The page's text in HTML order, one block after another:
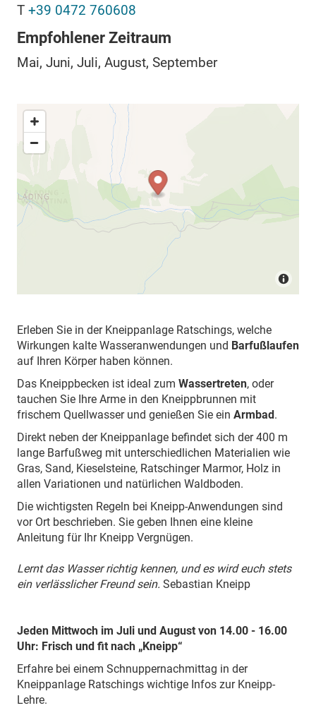
T +39 0472 760608
Empfohlener Zeitraum
Mai, Juni, Juli, August, September
Erleben Sie in der Kneippanlage Ratschings, welche
Wirkungen kalte Wasseranwendungen und Barfußlaufen
auf Ihren Körper haben können.
Das Kneippbecken ist ideal zum Wassertreten, oder
tauchen Sie Ihre Arme in den Kneippbrunnen mit
frischem Quellwasser und genießen Sie ein Armbad.
Direkt neben der Kneippanlage befindet sich der 400 m
lange Barfußweg mit unterschiedlichen Materialien wie
Gras, Sand, Kieselsteine, Ratschinger Marmor, Holz in
allen Variationen und natürlichen Waldboden.
Die wichtigsten Regeln bei Kneipp-Anwendungen sind
vor Ort beschrieben. Sie geben Ihnen eine kleine
Anleitung für Ihr Kneipp Vergnügen.
Lernt das Wasser richtig kennen, und es wird euch stets
ein verlässlicher Freund sein. Sebastian Kneipp
Jeden Mittwoch im Juli und August von 14.00 - 16.00
Uhr: Frisch und fit nach „Kneipp“
Erfahre bei einem Schnuppernachmittag in der
Kneippanlage Ratschings wichtige Infos zur Kneipp-
Lehre.